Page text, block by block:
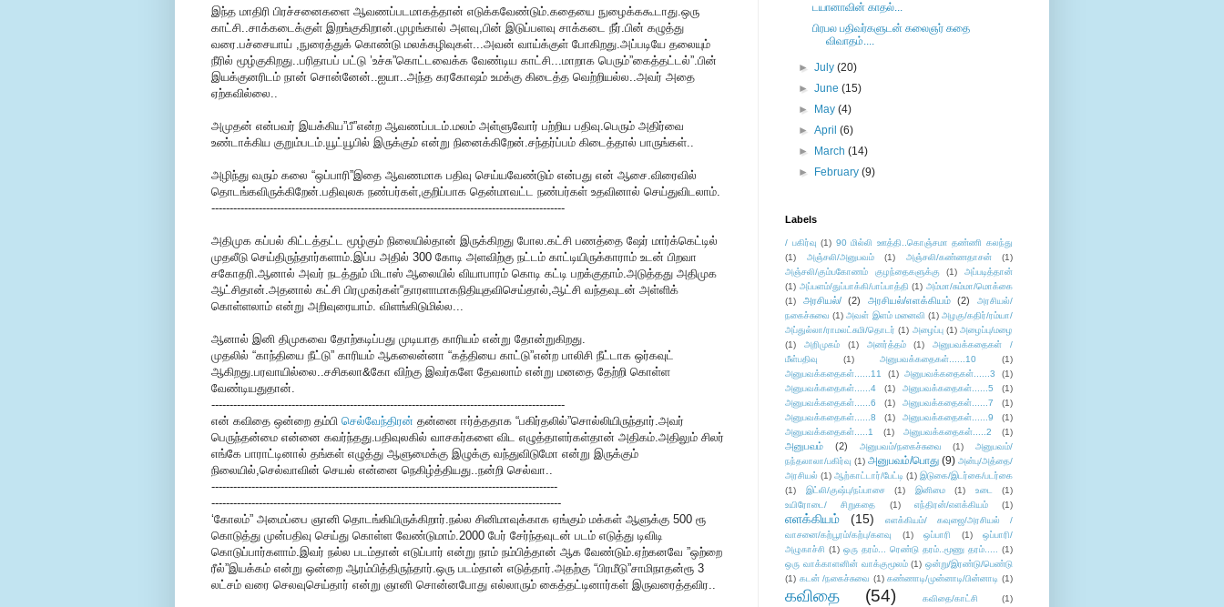
இந்த மாதிரி பிரச்சனைகளை ஆவணப்படமாகத்தான் எடுக்கவேண்டும்.கதையை நுழைக்ககூடாது.ஒரு
காட்சி..சாக்கடைக்குள் இறங்குகிறான்.முழங்கால் அளவு,பின் இடுப்பளவு சாக்கடை நீர்.பின் கழுத்து
வரை.பச்சையாய் ,நுரைத்துக் கொண்டு மலக்கழிவுகள்...அவன் வாய்க்குள் போகிறது.அப்படியே தலையும்
நீரில் மூழ்குகிறது..பரிதாபப் பட்டு ’உச்சு”கொட்டவைக்க வேண்டிய காட்சி...மாறாக பெரும்”கைத்தட்டல்”.பின்
இயக்குனரிடம் நான் சொன்னேன்..ஐயா..அந்த கரகோஷம் உமக்கு கிடைத்த வெற்றியல்ல..அவர் அதை
ஏற்கவில்லை..
அமுதன் என்பவர் இயக்கிய”பீ”என்ற ஆவணப்படம்.மலம் அள்ளுவோர் பற்றிய பதிவு.பெரும் அதிர்வை
உண்டாக்கிய குறும்படம்.யூட்யூபில் இருக்கும் என்று நினைக்கிறேன்.சந்தர்ப்பம் கிடைத்தால் பாருங்கள்..
அழிந்து வரும் கலை “ஒப்பாரி”இதை ஆவணமாக பதிவு செய்யவேண்டும் என்பது என் ஆசை.விரைவில்
தொடங்கவிருக்கிறேன்.பதிவுலக நண்பர்கள்,குறிப்பாக தென்மாவட்ட நண்பர்கள் உதவினால் செய்துவிடலாம்.
-------------------------------------------------------------------------------------------------
அதிமுக கப்பல் கிட்டத்தட்ட மூழ்கும் நிலையில்தான் இருக்கிறது போல.கட்சி பணத்தை ஷேர் மார்க்கெட்டில்
முதலீடு செய்திருந்தார்களாம்.இப்ப அதில் 300 கோடி அளவிற்கு நட்டம் காட்டியிருக்காராம் உடன் பிறவா
சகோதரி.ஆனால் அவர் நடத்தும் மிடாஸ் ஆலையில் வியாபாரம் கொடி கட்டி பறக்குதாம்.அடுத்தது அதிமுக
ஆட்சிதான்.அதனால் கட்சி பிரமுகர்கள்“தாரளாமாகநிதியுதவிசெய்தால்,ஆட்சி வந்தவுடன் அள்ளிக்
கொள்ளலாம் என்று அறிவுரையாம். விளங்கிடுமில்ல...
ஆனால் இனி திமுகவை தோற்கடிப்பது முடியாத காரியம் என்று தோன்றுகிறது.
முதலில் “காந்தியை நீட்டு” காரியம் ஆகலைன்னா “கத்தியை காட்டு”என்ற பாலிசி நீட்டாக ஒர்கவுட்
ஆகிறது.பரவாயில்லை..சசிகலா&கோ விற்கு இவர்களே தேவலாம் என்று மனதை தேற்றி கொள்ள
வேண்டியதுதான்.
-------------------------------------------------------------------------------------------------
என் கவிதை ஒன்றை தம்பி செல்வேந்திரன் தன்னை ஈர்த்ததாக “பகிர்தலில்”சொல்லியிருந்தார்.அவர்
பெருந்தன்மை என்னை கவர்ந்தது.பதிவுலகில் வாசகர்களை விட எழுத்தாளர்கள்தான் அதிகம்.அதிலும் சிலர்
எங்கே பாராட்டினால் தங்கள் எழுத்து ஆளுமைக்கு இழுக்கு வந்துவிடுமோ என்று இருக்கும்
நிலையில்,செல்வாவின் செயல் என்னை நெகிழ்த்தியது..நன்றி செல்வா..
-----------------------------------------------------------------------------------------------
------------------------------------------------------------------------------------------------
‘கோலம்” அமைப்பை ஞானி தொடங்கியிருக்கிறார்.நல்ல சினிமாவுக்காக ஏங்கும் மக்கள் ஆளுக்கு 500 ரூ
கொடுத்து முன்பதிவு செய்து கொள்ள வேண்டுமாம்.2000 பேர் சேர்ந்தவுடன் படம் எடுத்து டிவிடி
கொடுப்பார்களாம்.இவர் நல்ல படம்தான் எடுப்பார் என்று நாம் நம்பித்தான் ஆக வேண்டும்.ஏற்கனவே ”ஒற்றை
ரீல்”இயக்கம் என்று ஒன்றை ஆரம்பித்திருந்தார்.ஒரு படம்தான் எடுத்தார்.அதற்கு “பிரமீடு”சாமிநாதன்ரூ 3
லட்சம் வரை செலவுசெய்தார் என்று ஞானி சொன்னபோது எல்லாரும் கைத்தட்டினார்கள் இருவரைத்தவிர..
டயானாவின் காதல்...
பிரபல பதிவர்களுடன் கலைஞர் கதை
விவாதம்....
►July(20)
►June(15)
►
May(4)
►April(6)
►
March(14)
►
February(9)
Labels
/ பகிர்வு (1) 90 மில்லி ஊத்தி..கொஞ்சமா தண்ணி கலந்து
(1)
அஞ்சலி/அனுபவம் (1) அஞ்சலி/கண்ணதாசன்
(1)
அஞ்சலி/கும்பகோணம் குழந்தைகளுக்கு
(1)
அப்படித்தான்
(1) அப்பளம்/துப்பாக்கி/பாப்பாத்தி (1) அம்மா/சும்மா/மொக்கை
(1)
அரசியல்/ (2) அரசியல்/எளக்கியம் (2)
அரசியல்/
நகைச்சுவை (1) அவள் இளம் மனைவி (1) அழகு/கதிர்/ரம்யா/
அப்துல்லா/ராமலட்சுமி/தொடர் (1) அழைப்பு (1) அழைப்பு/மழை
(1)
அறிமுகம் (1) அனர்த்தம் (1)
அனுபவக்கதைகள் /
மீள்பதிவு
(1) அனுபவக்கதைகள்......10
(1)
அனுபவக்கதைகள்......11
(1) அனுபவக்கதைகள்......3
(1)
அனுபவக்கதைகள்......4
(1) அனுபவக்கதைகள்......5
(1)
அனுபவக்கதைகள்......6
(1) அனுபவக்கதைகள்......7
(1)
அனுபவக்கதைகள்......8
(1) அனுபவக்கதைகள்......9
(1)
அனுபவக்கதைகள்.....1
(1) அனுபவக்கதைகள்.....2 (1)
அனுபவம் (2) அனுபவம்/நகைச்சுவை (1)
அனுபவம்/
நந்தலாலா/பகிர்வு (1) அனுபவம்/பொது (9) அன்பு/அத்தை/
அரசியல் (1) ஆற்காட்டார்/பேட்டி (1) இடுகை/இடர்கை/படர்கை
(1)
இட்லி/குஷ்பு/நப்பாசை (1) இனிமை (1) உடை
(1)
உயிரோடை/ சிறுகதை
(1) எந்திரன்/எளக்கியம் (1)
எளக்கியம் (15)
எளக்கியம்/ கவுஜை/அரசியல் /
வாசனை/கற்பூரம்/கற்பு/களவு
(1) ஒப்பாரி (1)
ஒப்பாரி/
அழுகாச்சி (1) ஒரு தரம்... ரெண்டு தரம்..மூணு தரம்..... (1)
ஒரு வாக்காளனின் வாக்குமூலம் (1) ஒன்று/இரண்டு/பெண்டு
(1) கடன் /நகைச்சுவை (1) கண்ணாடி/முன்னாடி/பின்னாடி (1)
கவிதை (54) கவிதை/காட்சி
(1)